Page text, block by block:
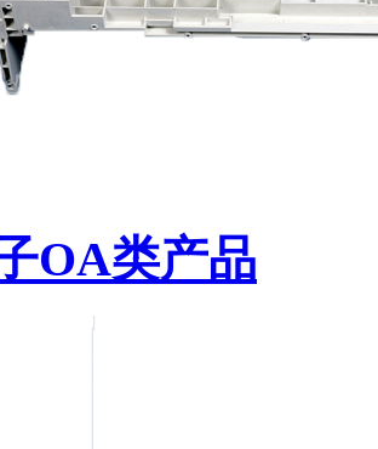
OA类产品